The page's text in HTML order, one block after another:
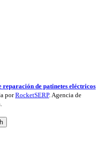
de patinetes eléctricos
porRocketSERP. Agencia de